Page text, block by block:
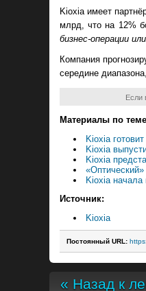
Kioxia имеет
млрд, что на 12​%
бизнес-операции
Компания
середине
Если
Материалы по
Kioxia
Kioxia
Kioxia
Kioxia начала
Источник:
Kioxia
Постоянный URL:
« Назад к